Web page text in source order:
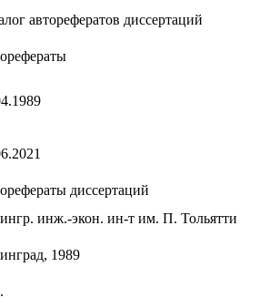
авторефератов диссертаций
диссертаций
инж.-экон. ин-т им. П. Тольятти
1989